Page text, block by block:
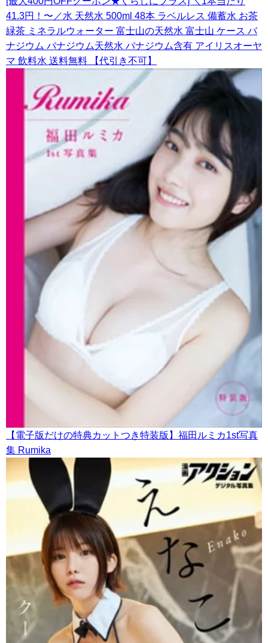
41.3円！〜／水 天然水 500ml 48本 ラベルレス 備蓄水 お茶
緑茶 ミネラルウォーター 富士山の天然水 富士山 ケース バ
ナジウム バナジウム天然水 バナジウム含有 アイリスオーヤ
マ 飲料水 送料無料 【代引き不可】
【電子版だけの特典カットつき特装版】福田ルミカ1st写真
集 Rumika